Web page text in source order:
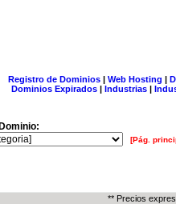
Registro de Dominios| Web Hosting |
Dominios Expirados | Industrias |
[Pág.
** Precios